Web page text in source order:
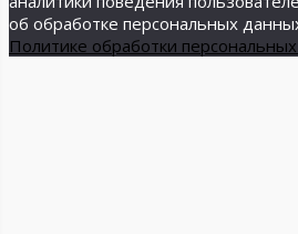
об обработке персональных
Политике обработки